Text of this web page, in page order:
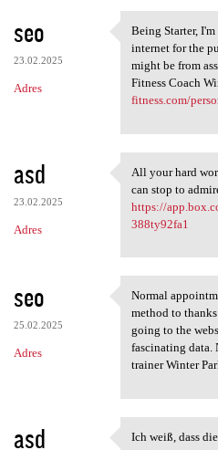
seo
23.02.2025
Adres
Being
Being Starter,
internet for the
might be from
Fitness Coach
fitness.com/
asd
23.02.2025
Adres
All your hard
All your hard
can stop to
https://
388ty92fa1
seo
25.02.2025
Adres
Normal
Normal
method to
going to the
fascinating data.
trainer Winter
asd
Ich weiß, dass